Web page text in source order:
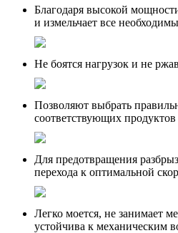
Благодаря высокой
и измельчает все
Не боятся нагрузок и не
Позволяют выбрать
соответствующих продуктов
Для предотвращения
перехода к оптимальной
Легко моется, не занимает
устойчива к механическим